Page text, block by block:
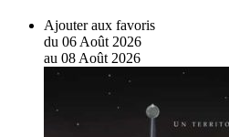
Ajouter aux favoris
du 06 Août 2026
au 08 Août 2026